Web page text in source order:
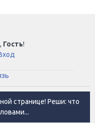
, Гость!
странице! Реши: что